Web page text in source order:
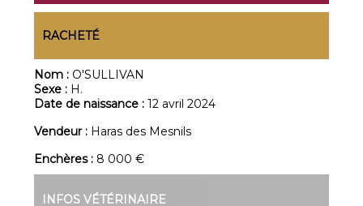
RACHETÉ
Nom : O'SULLIVAN
Sexe : H.
Date de naissance :12 avril 2024
Vendeur : Haras des Mesnils
Enchères : 8 000 €
INFOS VÉTÉRINAIRE